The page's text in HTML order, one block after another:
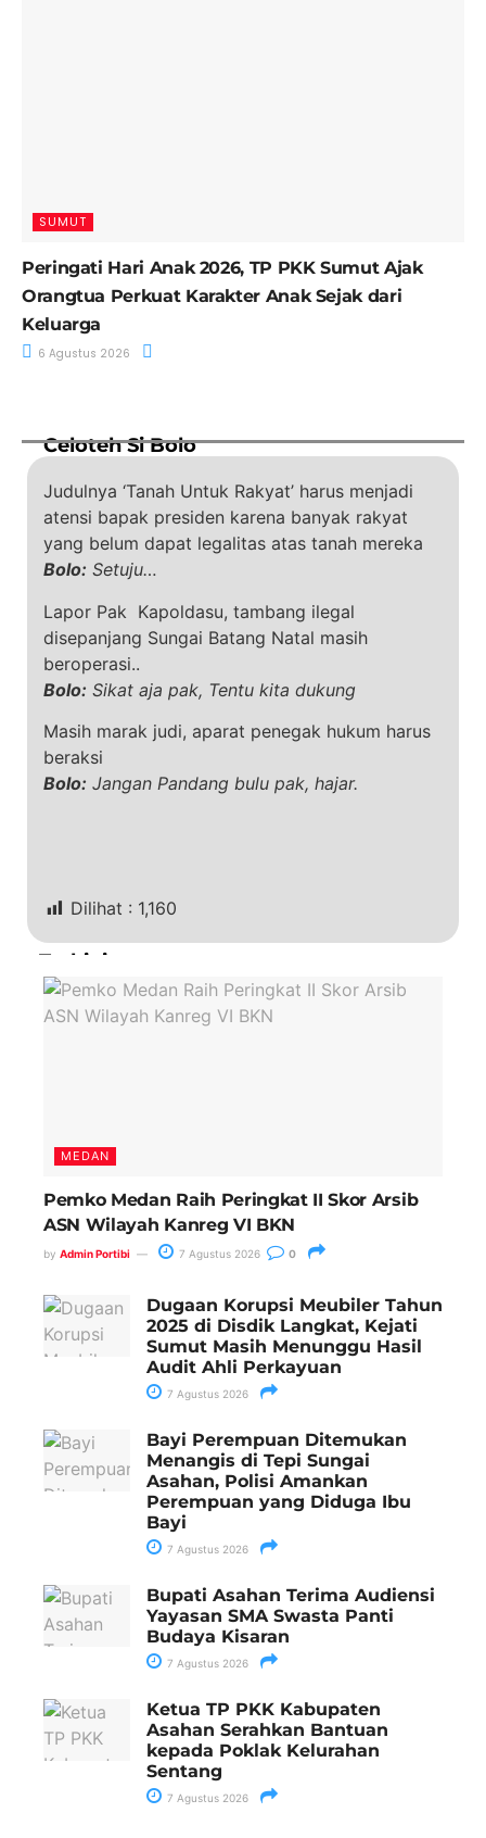
SUMUT
Peringati Hari Anak 2026, TP PKK Sumut Ajak
Orangtua Perkuat Karakter Anak Sejak dari
Keluarga
6 Agustus 2026
Celoteh Si Bolo
Judulnya ‘Tanah Untuk Rakyat’ harus menjadi
atensi bapak presiden karena banyak rakyat
yang belum dapat legalitas atas tanah mereka
Bolo: Setuju…
Lapor Pak Kapoldasu, tambang ilegal
disepanjang Sungai Batang Natal masih
beroperasi..
Bolo: Sikat aja pak, Tentu kita dukung
Masih marak judi, aparat penegak hukum harus
beraksi
Bolo: Jangan Pandang bulu pak, hajar.
Dilihat : 1,160
Terkini
MEDAN
Pemko Medan Raih Peringkat II Skor Arsib
ASN Wilayah Kanreg VI BKN
by Admin Portibi 7 Agustus 2026 0
Dugaan Korupsi Meubiler Tahun
2025 di Disdik Langkat, Kejati
Sumut Masih Menunggu Hasil
Audit Ahli Perkayuan
7 Agustus 2026
Bayi Perempuan Ditemukan
Menangis di Tepi Sungai
Asahan, Polisi Amankan
Perempuan yang Diduga Ibu
Bayi
7 Agustus 2026
Bupati Asahan Terima Audiensi
Yayasan SMA Swasta Panti
Budaya Kisaran
7 Agustus 2026
Ketua TP PKK Kabupaten
Asahan Serahkan Bantuan
kepada Poklak Kelurahan
Sentang
7 Agustus 2026